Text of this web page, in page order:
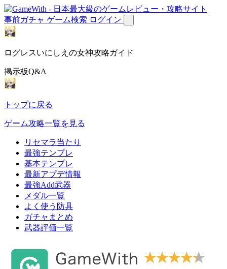
事前ガチャ ゲーム検索 ログイン
ログレスいにしえの女神攻略ガイド
掲示板Q&A
トップに戻る
ゲーム攻略一覧を見る
リセマラ当たり
最強テンプレ
基本テンプレ
最新アプデ情報
最強Add武器
メダル一覧
よく使う防具
ガチャまとめ
武器評価一覧